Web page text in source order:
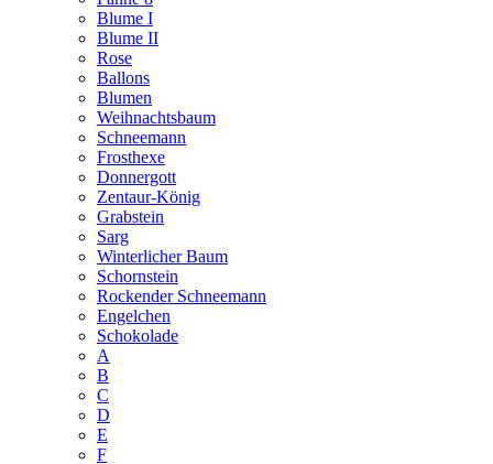
Blume I
Blume II
Rose
Ballons
Blumen
Weihnachtsbaum
Schneemann
Frosthexe
Donnergott
Zentaur-König
Grabstein
Sarg
Winterlicher Baum
Schornstein
Rockender Schneemann
Engelchen
Schokolade
A
B
C
D
E
F